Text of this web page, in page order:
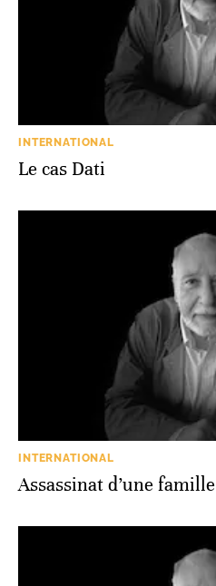
INTERNATIONAL
Le cas Dati
INTERNATIONAL
Assassinat d’une famille